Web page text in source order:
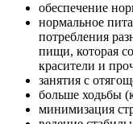
обеспечение
нормальное
потребления
пищи, которая
красители и
занятия с
больше ходьбы
минимизация